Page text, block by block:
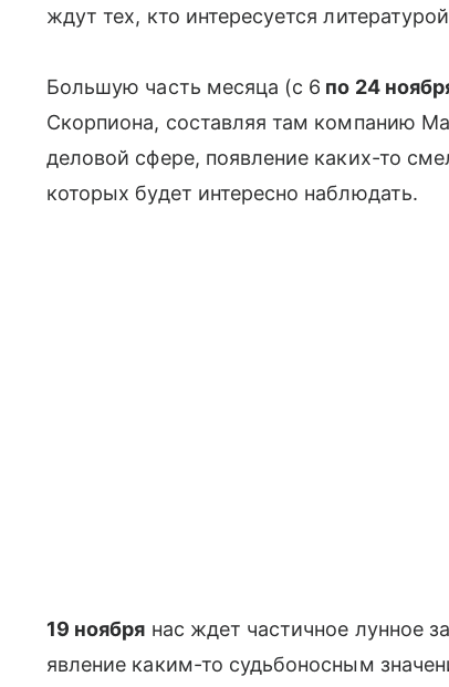
ждут тех, кто интересуется
Большую часть месяца (с 6 по 24
Скорпиона, составляя там компанию
деловой сфере, появление каких-то
которых будет интересно наблюдать.
19 ноября нас ждет частичное лунное
явление каким-то судьбоносным